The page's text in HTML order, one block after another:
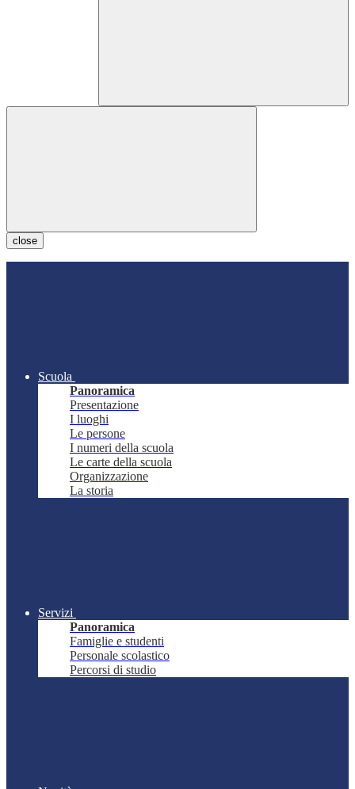
close
Scuola
Panoramica
Presentazione
I luoghi
Le persone
I numeri della scuola
Le carte della scuola
Organizzazione
La storia
Servizi
Panoramica
Famiglie e studenti
Personale scolastico
Percorsi di studio